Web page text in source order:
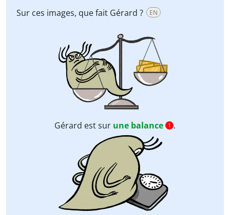
Sur ces images, que fait Gérard ? EN
Gérard est sur une balance 1 .